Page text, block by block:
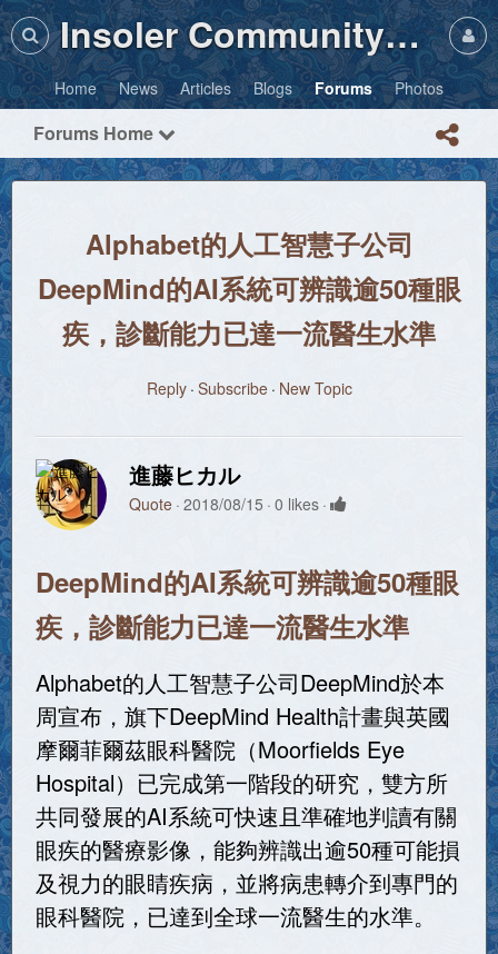
Insoler Community・Photos
Home News Articles Blogs Forums Photos
Forums Home
Alphabet的人工智慧子公司
DeepMind的AI系統可辨識逾50種眼
疾，診斷能力已達一流醫生水準
Reply Subscribe New Topic
進藤ヒカル
Quote 2018/08/15 0 likes
DeepMind的AI系統可辨識逾50種眼
疾，診斷能力已達一流醫生水準
Alphabet的人工智慧子公司DeepMind於本
周宣布，旗下DeepMind Health計畫與英國
摩爾菲爾茲眼科醫院（Moorfields Eye
Hospital）已完成第一階段的研究，雙方所
共同發展的AI系統可快速且準確地判讀有關
眼疾的醫療影像，能夠辨識出逾50種可能損
及視力的眼睛疾病，並將病患轉介到專門的
眼科醫院，已達到全球一流醫生的水準。